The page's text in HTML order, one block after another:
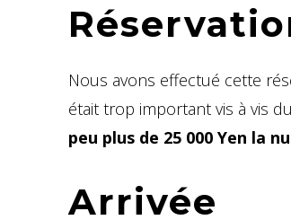
Nous avons effectué cette
était trop important vis à vis
peu plus de 25 000 Yen la
Arrivée